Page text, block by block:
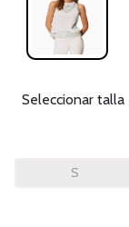
Seleccionar talla
S